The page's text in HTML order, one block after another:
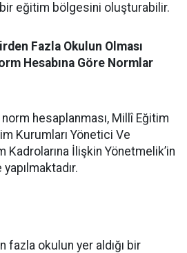
eğitim bölgesini oluşturabilir.
Fazla Okulun Olması
Hesabına Göre Normlar
hesaplanması, Millî Eğitim
Kurumları Yönetici Ve
İlişkin Yönetmelik’in
fazla okulun yer aldığı bir